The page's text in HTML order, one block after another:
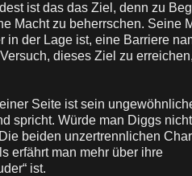
ist das das Ziel, denn zu
Macht zu beherrschen. Seine
in der Lage ist, eine Barriere
dieses Ziel zu
Seite ist sein
spricht. Würde man Diggs
beiden unzertrennlichen
erfährt man mehr über ihre
ist.